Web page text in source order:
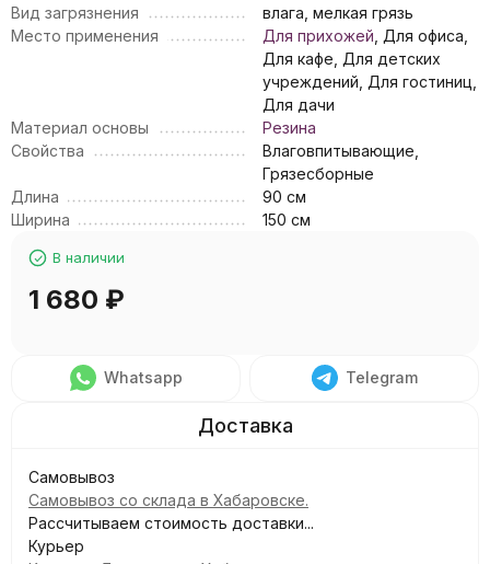
Вид загрязнения
влага, мелкая грязь
Место применения
Для прихожей , Для офиса,
Для кафе, Для детских
учреждений, Для гостиниц,
Для дачи
Материал основы
Резина
Свойства
Влаговпитывающие,
Грязесборные
Длина
90 см
Ширина
150 см
В наличии
1 680 ₽
Whatsapp Telegram
Самовывоз
Самовывоз со склада в Хабаровске.
Рассчитываем стоимость доставки...
Курьер